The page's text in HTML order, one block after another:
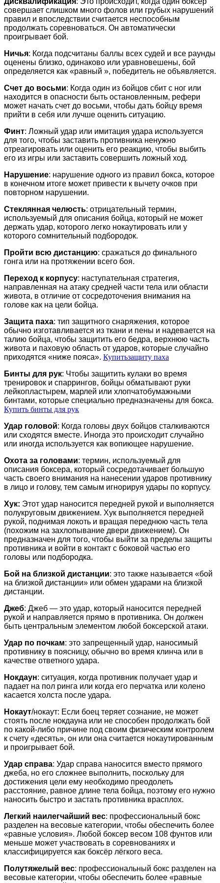
совершает слишком много фолов или грубых нарушений
правил и впоследствии считается неспособным
продолжать соревноваться. Он автоматически
проигрывает бой.
Ничья: Когда подсчитаны баллы всех судей и все раунды
оценены близко, одинаково или уравновешены, бой
определяется как «равный », победитель не объявляется.
Счет до восьми: Когда один из бойцов сбит с ног или
находится в опасности быть остановленным, рефери
может начать счет до восьми, чтобы дать бойцу время
прийти в себя или лучше оценить ситуацию.
Финт: Ложный удар или имитация удара используется
для того, чтобы заставить противника ненужно
отреагировать или оценить его реакцию, чтобы выбить
его из игры или заставить совершить ложный ход.
Нарушение: нарушение одного из правил бокса, которое
в конечном итоге может привести к вычету очков при
повторном нарушении.
Стеклянная челюсть: отрицательный термин,
используемый для описания бойца, который не может
держать удар, которого легко нокаутировать или у
которого сомнительный подбородок.
Пройти всю дистанцию: сражаться до финального
гонга или на протяжении всего боя.
Переход к корпусу: наступательная стратегия,
направленная на атаку средней части тела или области
живота, в отличие от сосредоточения внимания на
голове как на цели бойца.
Защита паха: тип защитного снаряжения, которое
обычно изготавливается из ткани и пены и надевается на
талию бойца, чтобы защитить его бедра, верхнюю часть
живота и паховую область от ударов, которые случайно
приходятся «ниже пояса». Купитьзащиту паха
Бинты для рук: Чтобы защитить кулаки во время
тренировок и спаррингов, бойцы обматывают руки
лейкопластырем, марлей или хлопчатобумажными
бинтами, которые специально предназначены для бокса.
Купить бинты для рук
Удар головой: Когда головы двух бойцов сталкиваются
или сходятся вместе. Иногда это происходит случайно
или иногда используется как вопиющее нарушение.
Охота за головами: термин, используемый для
описания боксера, который сосредотачивает большую
часть своего внимания на нанесении ударов противнику
в лицо и голову, тем самым игнорируя удары по корпусу.
Хук: Этот удар наносится передней рукой и выполняется
полукруговым движением. Хук выполняется передней
рукой, поднимая локоть и вращая переднюю часть тела
(похожим на захлопывание двери движением). Он
предназначен для того, чтобы выйти за пределы защиты
противника и войти в контакт с боковой частью его
головы или подбородка.
Бой на близкой дистанции: это также называется «бой
на близкой дистанции» или обмен ударами на близкой
дистанции.
Джеб: Джеб — это удар, который наносится передней
рукой и направляется прямо в противника. Он должен
быть центральным элементом любой боксерской атаки.
Удар по почкам: это запрещенный удар, наносимый
противнику в поясницу, обычно во время клинча или в
качестве ответного удара.
Нокдаун: ситуация, когда противник получает удар и
падает на пол ринга или когда его перчатка или колено
касается холста после удара.
Нокаут/нокаут: Если боец ​​теряет сознание, не может
стоять после нокдауна или не способен продолжать бой
по какой-либо причине под своим физическим контролем
к счету «десять», он или она считается нокаутированным
и проигрывает бой.
Удар справа: Удар справа наносится вместо прямого
джеба, но его сложнее выполнить, поскольку для
достижения цели ему необходимо преодолеть
расстояние, равное длине тела бойца, поэтому его нужно
наносить быстро и застать противника врасплох.
Легкий наилегчайший вес: профессиональный бокс
разделен на весовые категории, чтобы обеспечить более
«равные условия». Любой боксер весом 108 фунтов или
меньше может участвовать в соревнованиях и
классифицируется как боксёр лёгкого веса.
Полутяжелый вес: профессиональный бокс разделен на
весовые категории, чтобы обеспечить более «равные